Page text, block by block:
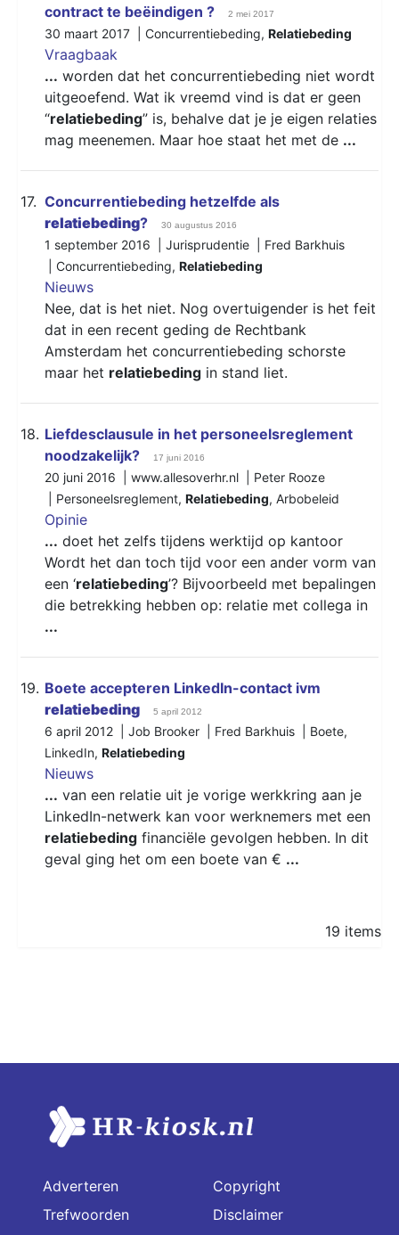
contract te beëindigen ?
2 mei 2017
30 maart 2017 | Concurrentiebeding, Relatiebeding
Vraagbaak
... worden dat het concurrentiebeding niet wordt
uitgeoefend. Wat ik vreemd vind is dat er geen
“relatiebeding” is, behalve dat je je eigen relaties
mag meenemen. Maar hoe staat het met de ...
17. Concurrentiebeding hetzelfde als
relatiebeding? 30 augustus 2016
1 september 2016 | Jurisprudentie | Fred Barkhuis
Concurrentiebeding, Relatiebeding
Nieuws
Nee, dat is het niet. Nog overtuigender is het feit
dat in een recent geding de Rechtbank
Amsterdam het concurrentiebeding schorste
maar het relatiebeding in stand liet.
18. Liefdesclausule in het personeelsreglement
noodzakelijk?
17 juni 2016
20 juni 2016 | www.allesoverhr.nl | Peter Rooze
Personeelsreglement, Relatiebeding, Arbobeleid
Opinie
... doet het zelfs tijdens werktijd op kantoor
Wordt het dan toch tijd voor een ander vorm van
een ‘relatiebeding’? Bijvoorbeeld met bepalingen
die betrekking hebben op: relatie met collega in
...
19. Boete accepteren LinkedIn-contact ivm
relatiebeding
5 april 2012
6 april 2012 | Job Brooker | Fred Barkhuis | Boete,
LinkedIn, Relatiebeding
Nieuws
... van een relatie uit je vorige werkkring aan je
LinkedIn-netwerk kan voor werknemers met een
relatiebeding financiële gevolgen hebben. In dit
geval ging het om een boete van € ...
19 items
Adverteren
Trefwoorden
Copyright
Disclaimer